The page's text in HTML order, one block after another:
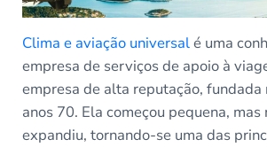
Clima e aviação universalé uma
empresa de serviços de apoio à
empresa de alta reputação, fundada
anos 70. Ela começou pequena,
expandiu, tornando-se uma das